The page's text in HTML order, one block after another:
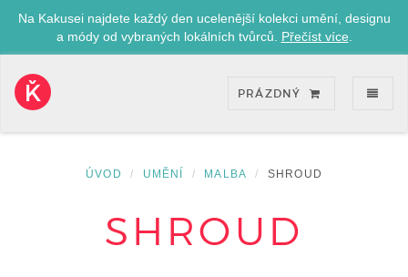
Na Kakusei najdete každý den ucelenější kolekci umění, designu
a módy od vybraných lokálních tvůrců. Přečíst více
přejít
PRÁZDNÝ
ÚVOD UMĚNÍ MALBA SHROUD
SHROUD